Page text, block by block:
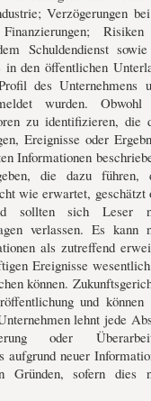
Verzögerungen
Schuldendienst
den öffentlichen
des Unternehmens
wurden. Obwohl
zu identifizieren, die
Ereignisse oder
Informationen
die dazu führen,
wie erwartet, geschätzt
sollten sich Leser
verlassen. Es kann
als zutreffend
Ereignisse
können.
und können
lehnt jede
oder
aufgrund neuer
Gründen, sofern dies